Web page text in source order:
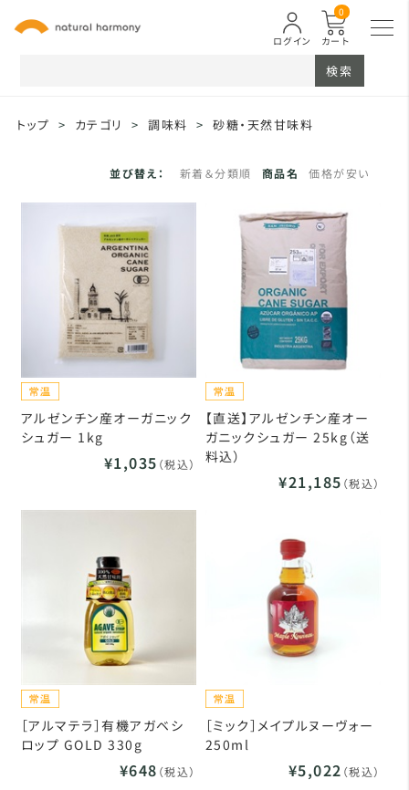
カート
0
ログイン
検索
トップ > カテゴリ > 調味料 > 砂糖・天然甘味料
並び替え： 新着＆分類順 商品名 価格が安い
アルゼンチン産オーガニック
シュガー 1kg
¥1,035 （税込）
【直送】アルゼンチン産オー
ガニックシュガー 25kg（送
料込）
¥21,185 （税込）
［アルマテラ］有機アガベシ
ロップ GOLD 330g
¥648 （税込）
［ミック］メイプルヌーヴォー
250ml
¥5,022 （税込）